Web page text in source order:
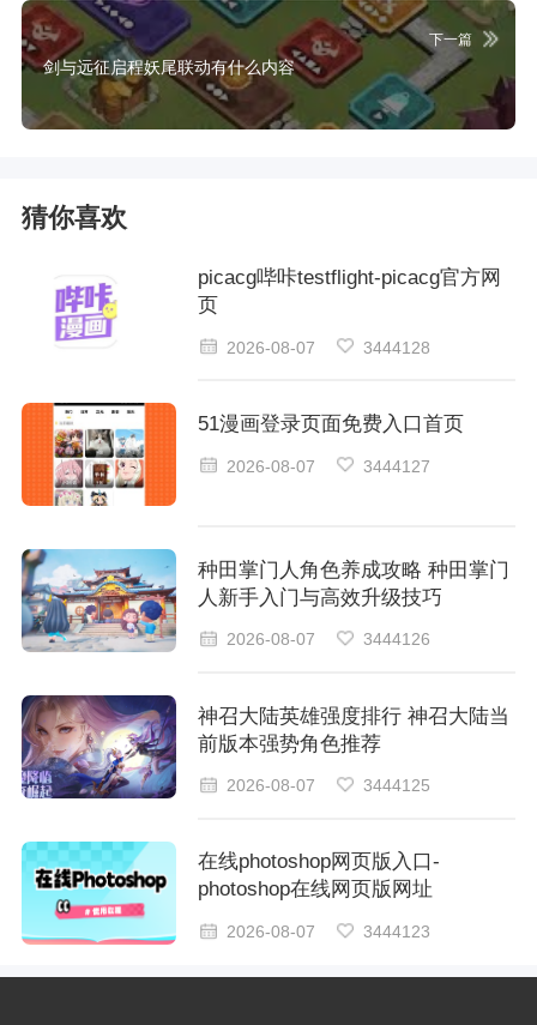
下一篇
剑与远征启程妖尾联动有什么内容
猜你喜欢
picacg哔咔testflight-picacg官方网
页
2026-08-07 3444128
51漫画登录页面免费入口首页
2026-08-07 3444127
种田掌门人角色养成攻略 种田掌门
人新手入门与高效升级技巧
2026-08-07 3444126
神召大陆英雄强度排行 神召大陆当
前版本强势角色推荐
2026-08-07 3444125
在线photoshop网页版入口-
photoshop在线网页版网址
2026-08-07 3444123